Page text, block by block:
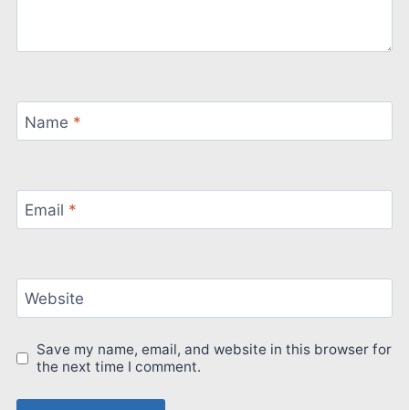
Name *
Email *
Website
Save my name, email, and website in this browser for
the next time I comment.